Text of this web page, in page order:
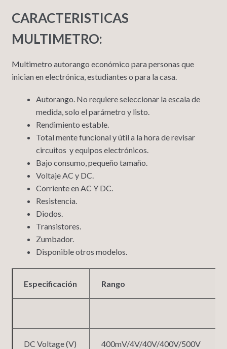
CARACTERISTICAS
MULTIMETRO:
Multimetro autorango económico para personas que
inician en electrónica, estudiantes o para la casa.
Autorango. No requiere seleccionar la escala de
medida, solo el parámetro y listo.
Rendimiento estable.
Total mente funcional y útil a la hora de revisar
circuitos y equipos electrónicos.
Bajo consumo, pequeño tamaño.
Voltaje AC y DC.
Corriente en AC Y DC.
Resistencia.
Diodos.
Transistores.
Zumbador.
Disponible otros modelos.
Especificación Rango
DC Voltage (V) 400mV/4V/40V/400V/500V